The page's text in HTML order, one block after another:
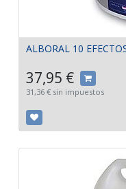
ALBORAL 10
37,95 €
31,36 € sin impuestos